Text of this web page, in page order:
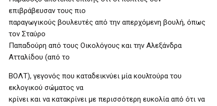
επιβράβευσαν τους πιο
παραγωγικούς βουλευτές από την απερχόμενη βουλή, όπως
τον Σταύρο
Παπαδούρη από τους Οικολόγους και την Αλεξάνδρα
Ατταλίδου (από το
ΒΟΛΤ), γεγονός που καταδεικνύει μία κουλτούρα του
εκλογικού σώματος να
κρίνει και να κατακρίνει με περισσότερη ευκολία από ότι να